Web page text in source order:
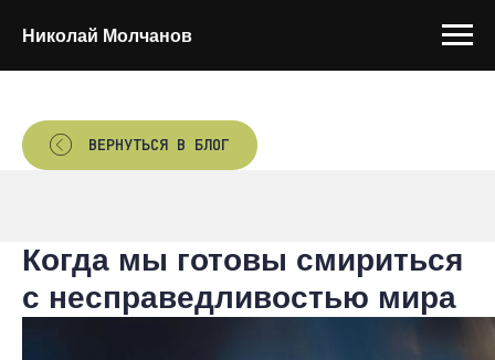
Николай Молчанов
ВЕРНУТЬСЯ В БЛОГ
Когда мы готовы смириться
с несправедливостью мира